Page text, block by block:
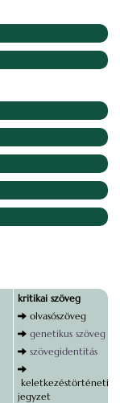
kritikai szöveg
olvasószöveg
genetikus szöveg
szövegidentitás
keletkezéstörténeti
jegyzet